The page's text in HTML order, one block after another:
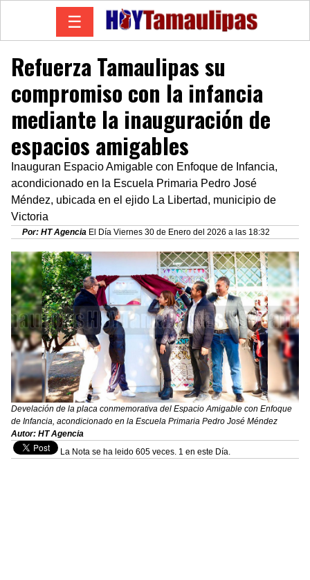
☰
Refuerza Tamaulipas su
compromiso con la infancia
mediante la inauguración de
espacios amigables
Inauguran Espacio Amigable con Enfoque de Infancia,
acondicionado en la Escuela Primaria Pedro José
Méndez, ubicada en el ejido La Libertad, municipio de
Victoria
Por: HT Agencia El Día Viernes 30 de Enero del 2026 a las 18:32
Develación de la placa conmemorativa del Espacio Amigable con Enfoque
de Infancia, acondicionado en la Escuela Primaria Pedro José Méndez
Autor: HT Agencia
La Nota se ha leido 605 veces. 1 en este Día.